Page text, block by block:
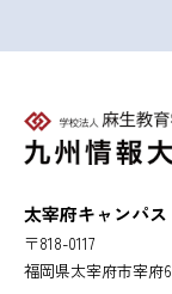
太宰府キャンパス
〒818-0117
福岡県太宰府市宰府